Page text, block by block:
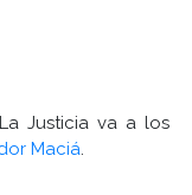
Justicia va a los
Maciá.